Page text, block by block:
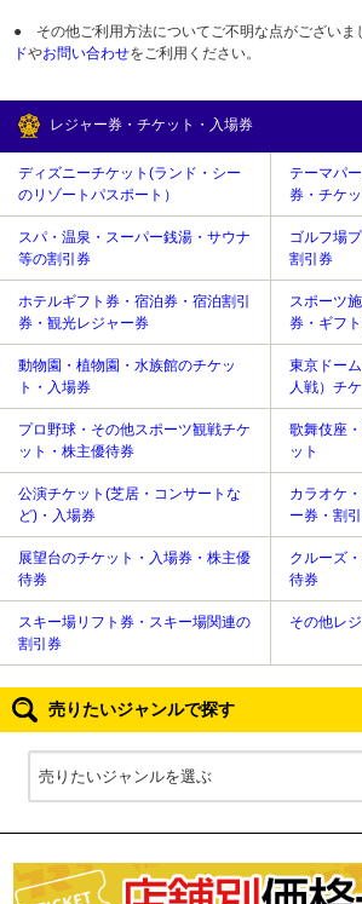
● その他ご利用方法についてご不明な点がございま
ドやお問い合わせをご利用ください。
レジャー券・チケット・入場券
ディズニーチケット(ランド・シー
のリゾートパスポート）
テーマパ
券・チケ
スパ・温泉・スーパー銭湯・サウナ
等の割引券
ゴルフ場
割引券
ホテルギフト券・宿泊券・宿泊割引
券・観光レジャー券
スポーツ
券・ギフ
動物園・植物園・水族館のチケッ
ト・入場券
東京ドー
人戦）チ
プロ野球・その他スポーツ観戦チケ
ット・株主優待券
歌舞伎座
ット
公演チケット(芝居・コンサートな
ど)・入場券
カラオケ
ー券・割
展望台のチケット・入場券・株主優
待券
クルーズ
待券
スキー場リフト券・スキー場関連の
割引券
その他レ
売りたいジャンルで探す